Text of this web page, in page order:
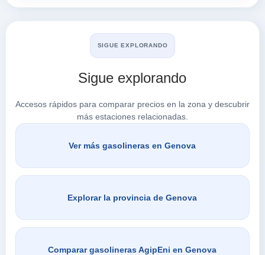
16132
Buscar en Genova
SIGUE EXPLORANDO
Sigue explorando
Accesos rápidos para comparar precios en la zona y descubrir
más estaciones relacionadas.
Ver más gasolineras en Genova
Explorar la provincia de Genova
Comparar gasolineras AgipEni en Genova